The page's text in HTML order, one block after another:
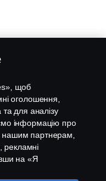
щоб
оголошення,
та для аналізу
інформацію про
партнерам,
рекламні
на «Я